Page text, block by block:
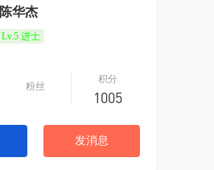
陈华杰
Lv.5 进士
粉丝
积分
1005
发消息